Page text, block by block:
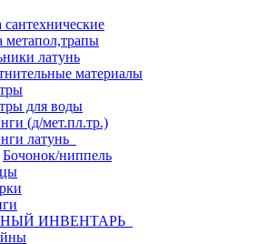
сантехнические
метапол,трапы
латунь
материалы
для воды
(д/мет.пл.тр.)
латунь
Бочонок/ниппель
ИНВЕНТАРЬ